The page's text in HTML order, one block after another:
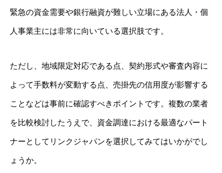
緊急の資金需要や銀行融資が難しい立場にある法人・個
人事業主には非常に向いている選択肢です。
ただし、地域限定対応である点、契約形式や審査内容に
よって手数料が変動する点、売掛先の信用度が影響する
ことなどは事前に確認すべきポイントです。複数の業者
を比較検討したうえで、資金調達における最適なパート
ナーとしてリンクジャパンを選択してみてはいかがでし
ょうか。